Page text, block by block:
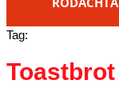
Tag:
Toastbrot